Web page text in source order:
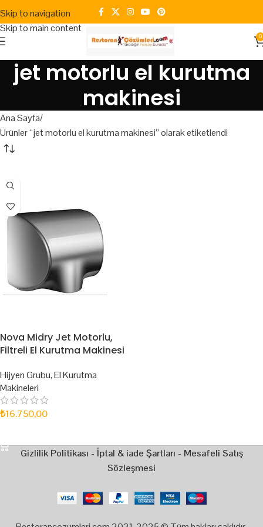
Skip to navigation
Skip to main content
0
jet motorlu el kurutma
makinesi
Ana Sayfa
Ürünler “jet motorlu el kurutma makinesi” olarak etiketlendi
Nova Midry Jet Motorlu,
Filtreli El Kurutma Makinesi
Hijyen Grubu,El Kurutma
Makineleri
₺16.750,00
Gizlilik Politikası - İptal & iade Şartları - Mesafeli Satış
Sözleşmesi